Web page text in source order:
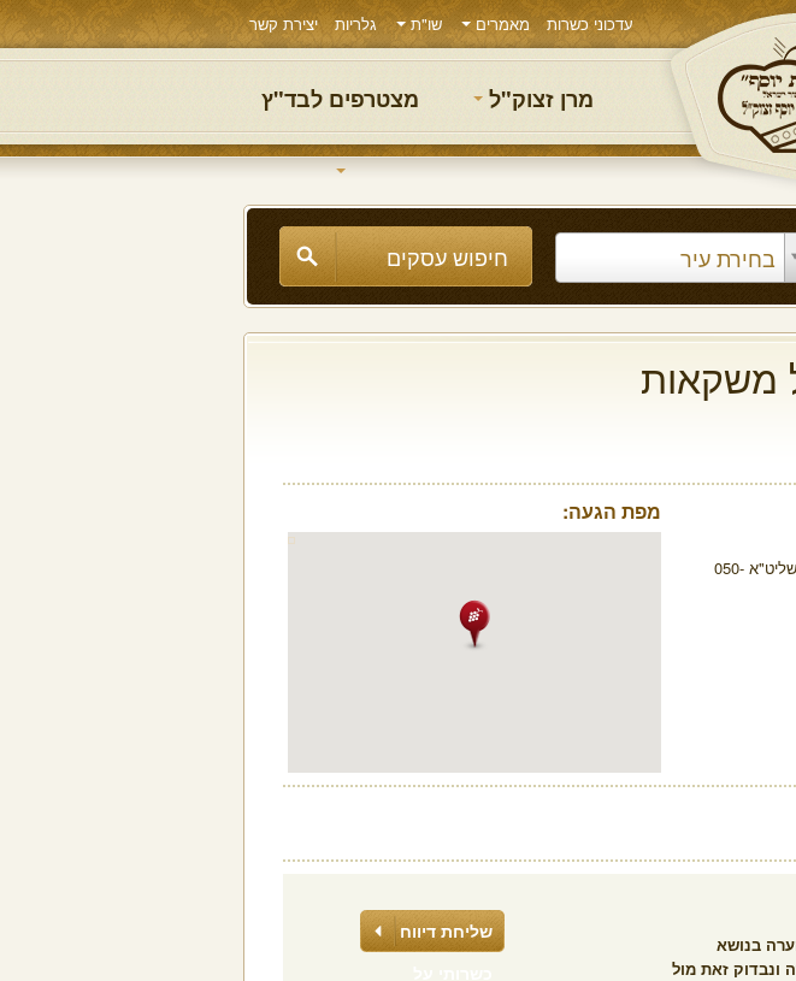
עדכוני כשרות מאמרים שו"ת גלריות יצירת קשר
מרן זצוק"ל מצטרפים לבד"ץ
בחירת עיר
משקאות
הרב מאיר אשר לוגסי שליט"א 050-
מפת הגעה:
בנושא
ונבדוק זאת מול
שליחת דיווח